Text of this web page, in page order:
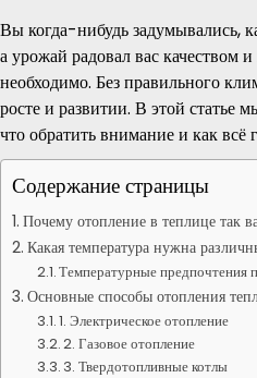
Вы когда-нибудь задумывались,
а урожай радовал вас
необходимо. Без правильного
росте и развитии. В этой статье
что обратить внимание и как всё
Содержание страницы
Почему отопление в теплице так
Какая температура нужна
Температурные предпочтения
Основные способы отопления
1. Электрическое отопление
2. Газовое отопление
3. Твердотопливные котлы